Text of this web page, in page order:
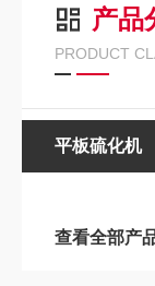
产品
PRODUCT
平板硫化机
查看全部产